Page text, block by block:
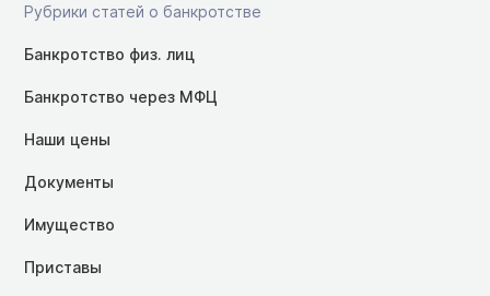
Рубрики статей о банкротстве
Банкротство физ. лиц
Банкротство через МФЦ
Наши цены
Документы
Имущество
Приставы